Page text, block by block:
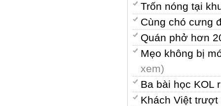
Trốn nóng tại
Cùng chó cưng
Quán phở hơn
Mẹo không bị
xem)
Ba bài học KOL
Khách Việt